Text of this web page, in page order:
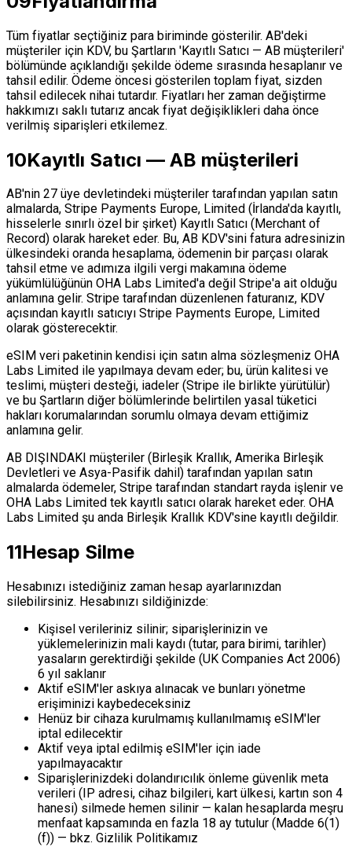
Tüm fiyatlar seçtiğiniz para biriminde gösterilir. AB'deki
müşteriler için KDV, bu Şartların 'Kayıtlı Satıcı — AB müşterileri'
bölümünde açıklandığı şekilde ödeme sırasında hesaplanır ve
tahsil edilir. Ödeme öncesi gösterilen toplam fiyat, sizden
tahsil edilecek nihai tutardır. Fiyatları her zaman değiştirme
hakkımızı saklı tutarız ancak fiyat değişiklikleri daha önce
verilmiş siparişleri etkilemez.
10Kayıtlı Satıcı — AB müşterileri
AB'nin 27 üye devletindeki müşteriler tarafından yapılan satın
almalarda, Stripe Payments Europe, Limited (İrlanda'da kayıtlı,
hisselerle sınırlı özel bir şirket) Kayıtlı Satıcı (Merchant of
Record) olarak hareket eder. Bu, AB KDV'sini fatura adresinizin
ülkesindeki oranda hesaplama, ödemenin bir parçası olarak
tahsil etme ve adımıza ilgili vergi makamına ödeme
yükümlülüğünün OHA Labs Limited'a değil Stripe'a ait olduğu
anlamına gelir. Stripe tarafından düzenlenen faturanız, KDV
açısından kayıtlı satıcıyı Stripe Payments Europe, Limited
olarak gösterecektir.
eSIM veri paketinin kendisi için satın alma sözleşmeniz OHA
Labs Limited ile yapılmaya devam eder; bu, ürün kalitesi ve
teslimi, müşteri desteği, iadeler (Stripe ile birlikte yürütülür)
ve bu Şartların diğer bölümlerinde belirtilen yasal tüketici
hakları korumalarından sorumlu olmaya devam ettiğimiz
anlamına gelir.
AB DIŞINDAKI müşteriler (Birleşik Krallık, Amerika Birleşik
Devletleri ve Asya-Pasifik dahil) tarafından yapılan satın
almalarda ödemeler, Stripe tarafından standart rayda işlenir ve
OHA Labs Limited tek kayıtlı satıcı olarak hareket eder. OHA
Labs Limited şu anda Birleşik Krallık KDV'sine kayıtlı değildir.
11Hesap Silme
Hesabınızı istediğiniz zaman hesap ayarlarınızdan
silebilirsiniz. Hesabınızı sildiğinizde:
Kişisel verileriniz silinir; siparişlerinizin ve
yüklemelerinizin mali kaydı (tutar, para birimi, tarihler)
yasaların gerektirdiği şekilde (UK Companies Act 2006)
6 yıl saklanır
Aktif eSIM'ler askıya alınacak ve bunları yönetme
erişiminizi kaybedeceksiniz
Henüz bir cihaza kurulmamış kullanılmamış eSIM'ler
iptal edilecektir
Aktif veya iptal edilmiş eSIM'ler için iade
yapılmayacaktır
Siparişlerinizdeki dolandırıcılık önleme güvenlik meta
verileri (IP adresi, cihaz bilgileri, kart ülkesi, kartın son 4
hanesi) silmede hemen silinir — kalan hesaplarda meşru
menfaat kapsamında en fazla 18 ay tutulur (Madde 6(1)
(f)) — bkz. Gizlilik Politikamız